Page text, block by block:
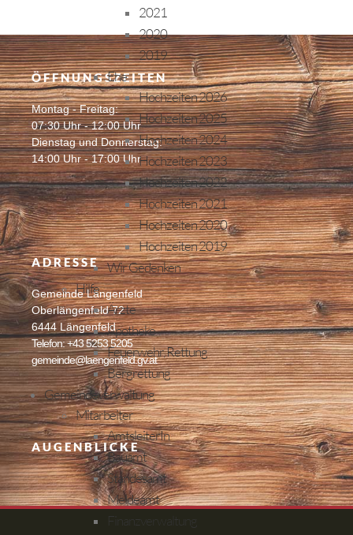
2021
2020
2019
Ehe
Hochzeiten 2026
Hochzeiten 2025
Hochzeiten 2024
Hochzeiten 2023
Hochzeiten 2022
Hochzeiten 2021
Hochzeiten 2020
Hochzeiten 2019
Wir Gedenken
Hilfe
Ärzte
Apotheke
Feuerwehr, Rettung
Bergrettung
Gemeindeverwaltung
Mitarbeiter
AmtsleiterIn
Bauamt
Standesamt
Meldeamt
Finanzverwaltung
ÖFFNUNGSZEITEN
Montag - Freitag:
07:30 Uhr - 12:00 Uhr
Dienstag und Donnerstag:
14:00 Uhr - 17:00 Uhr
ADRESSE
Gemeinde Längenfeld
Oberlängenfeld 72
6444 Längenfeld
Telefon: +43 5253 5205
gemeinde@laengenfeld.gv.at
AUGENBLICKE